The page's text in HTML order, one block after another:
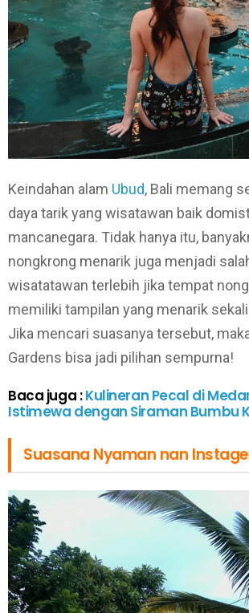
Keindahan alam Ubud, Bali memang
daya tarik yang wisatawan baik
mancanegara. Tidak hanya itu,
nongkrong menarik juga menjadi
wisatatawan terlebih jika tempat
memiliki tampilan yang menarik
Jika mencari suasanya tersebut,
Gardens bisa jadi pilihan sempurna!
Baca juga :Kulineran Pecal di
Istimewa dengan Siraman Bumbu
Suasana Nyaman nan